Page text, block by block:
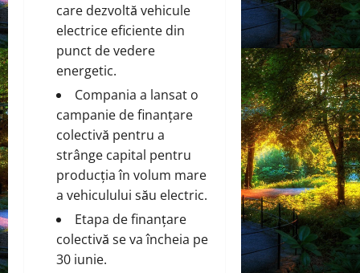
care dezvoltă vehicule
electrice eficiente din
punct de vedere
energetic.
Compania a lansat o
campanie de finanțare
colectivă pentru a
strânge capital pentru
producția în volum mare
a vehiculului său electric.
Etapa de finanțare
colectivă se va încheia pe
30 iunie.